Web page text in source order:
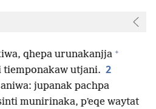
qhepa urunakanjja +
tiemponakaw utjani. 2
jupanak pachpa
munirinaka, pʼeqe waytat